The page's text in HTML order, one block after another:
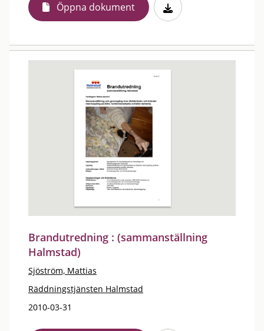
Öppna dokument
Brandutredning : (sammanställning
Halmstad)
Sjöström, Mattias
Räddningstjänsten Halmstad
2010-03-31